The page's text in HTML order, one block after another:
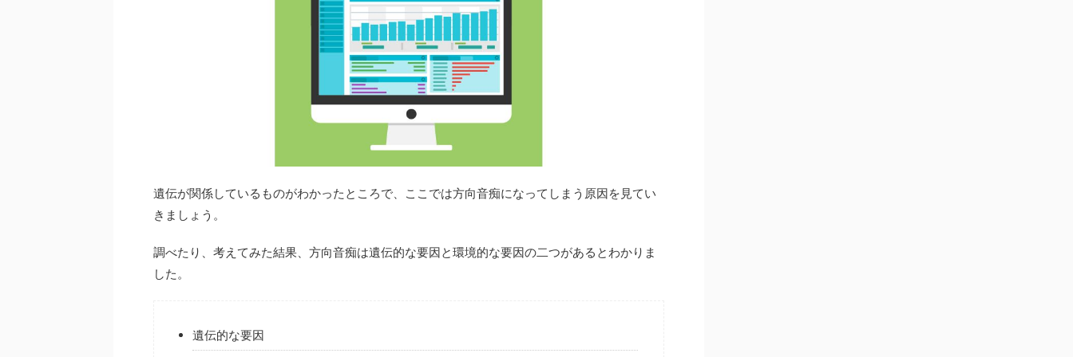
遺伝が関係しているものがわかったところで、ここでは方向音痴になってしまう原因を見てい
きましょう。
調べたり、考えてみた結果、方向音痴は遺伝的な要因と環境的な要因の二つがあるとわかりま
した。
遺伝的な要因